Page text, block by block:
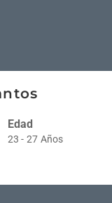
Edad
23 - 27 Años